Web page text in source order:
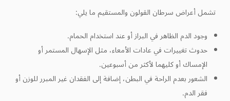
تشمل أعراض سرطان القولون والمستقيم ما يلي:
وجود الدم الظاهر في البراز أو عند استخدام الحمام.
حدوث تغييرات في عادات الأمعاء، مثل الإسهال المستمر أو
الإمساك أو كليهما لأكثر من أسبوعين.
الشعور بعدم الراحة في البطن، إضافة إلى الفقدان غير المبرر للوزن أو
فقر الدم.